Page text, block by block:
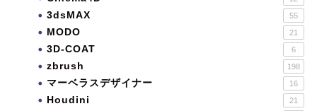
3dsMAX 55
MODO 21
3D-COAT 6
zbrush 198
マーベラスデザイナー 16
Houdini 21